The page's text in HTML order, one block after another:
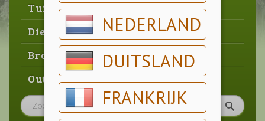
NEDERLAND
DUITSLAND
FRANKRIJK
Tuin
Dier
Brood & gebak
Outlet